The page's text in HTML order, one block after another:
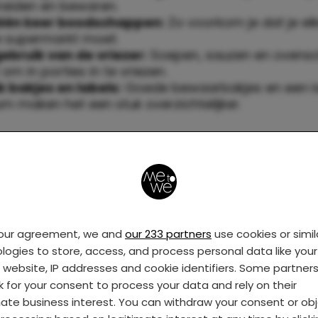
agreement, we and our 233 partners use cookies or
to store, access, and process personal data like
IP addresses and cookie identifiers. Some
for your consent to process your data and rely on their
business interest. You can withdraw your consent or
en bewaren.
keer boodschappen: Zo voorkom je dat je
supermarkt moet.
van de vriezer:
Soepen, sauzen en
in porties in te vriezen.
bakjes en labels: Goede bewaarbakjes en een
maken het een stuk overzichtelijker.
meal prep hacks
alvast voor de hele week en bewaar het in
en lunch vooruit (overnight oats, wraps,
de slowcooker of instant pot—zet ‘s ochtends
avonds klaar.